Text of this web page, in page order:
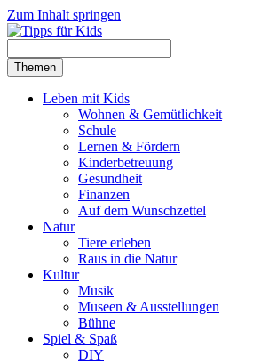
Zum Inhalt springen
Themen
Leben mit Kids
Wohnen & Gemütlichkeit
Schule
Lernen & Fördern
Kinderbetreuung
Gesundheit
Finanzen
Auf dem Wunschzettel
Natur
Tiere erleben
Raus in die Natur
Kultur
Musik
Museen & Ausstellungen
Bühne
Spiel & Spaß
DIY